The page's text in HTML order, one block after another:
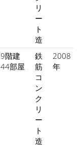
リ
ー
ト
造
9階建
44部屋
鉄
筋
コ
ン
ク
リ
ー
ト
造
2008
年